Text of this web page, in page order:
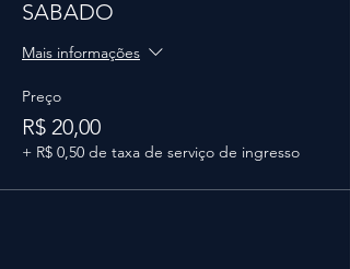
SABADO
Mais informações
Preço
R$ 20,00
+ R$ 0,50 de taxa de serviço de ingresso